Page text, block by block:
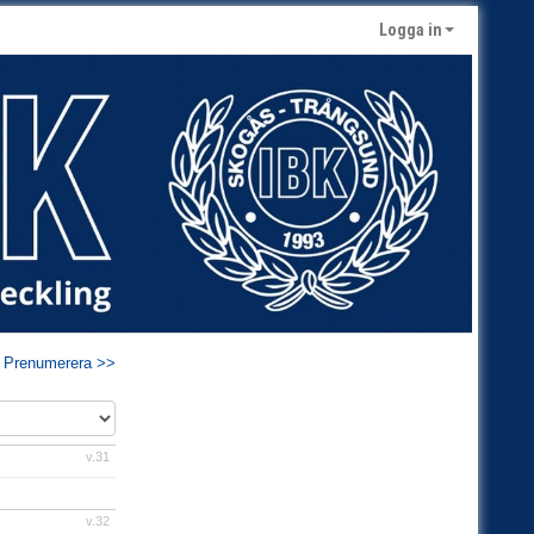
Logga in
Prenumerera >>
v.31
v.32